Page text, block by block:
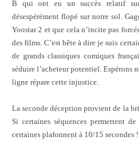
B qui ont eu un succès relatif
désespérément flopé sur notre sol.
Yoostar 2 et que cela n’incite pas
des films. C’est bête à dire je suis
de grands classiques comiques
séduire l’acheteur potentiel. Espérons
ligne répare cette injustice.
La seconde déception provient de la
Si certaines séquences permettent
certaines plafonnent à 10/15 secondes !